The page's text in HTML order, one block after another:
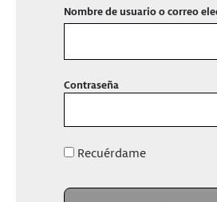
Nombre de usuario o correo
Contraseña
Recuérdame